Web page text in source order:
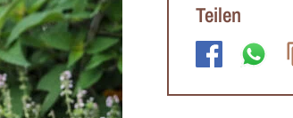
Teilen